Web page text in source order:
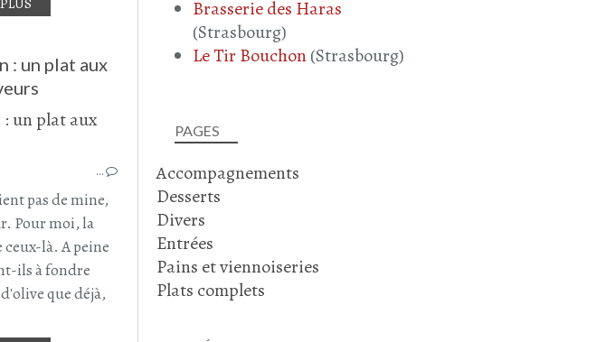
: un plat aux
ACCOMPAGNEMENT
AUBERGINE
SAUCISSE CHORIZO
CUISINE MÉDITERRANÉENNE
…
pas de mine,
Pour moi, la
là. A peine
ils à fondre
que déjà,
TOMATE
BRUNCH
COMPLET
ITALIENNE
PAGES
Accompagnements
Desserts
Divers
Entrées
Pains et viennoiseries
Plats complets
Brasserie des Haras
(Strasbourg)
Le Tir Bouchon(Strasbourg)